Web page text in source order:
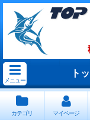
メニュー
ト
カテゴリ マイページ